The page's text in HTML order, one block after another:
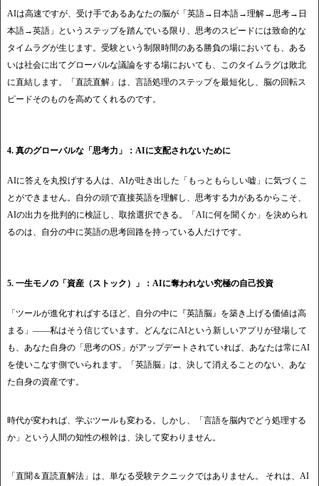
AIは高速ですが、受け手であるあなたの脳が「英語→日本語→理解→思考→日
本語→英語」というステップを踏んでいる限り、思考のスピードには致命的な
タイムラグが生じます。受験という制限時間のある勝負の場においても、ある
いは社会に出てグローバルな議論をする場においても、このタイムラグは敗北
に直結します。「直読直解」は、言語処理のステップを最短化し、脳の回転ス
ピードそのものを高めてくれるのです。
4. 真のグローバルな「思考力」：AIに支配されないために
AIに答えを丸投げする人は、AIが吐き出した「もっともらしい嘘」に気づくこ
とができません。自分の頭で直接英語を理解し、思考する力があるからこそ、
AIの出力を批判的に検証し、取捨選択できる。「AIに何を聞くか」を決められ
るのは、自分の中に英語の思考回路を持っている人だけです。
5. 一生モノの「資産（ストック）」：AIに奪われない究極の自己投資
「ツールが進化すればするほど、自分の中に『英語脳』を築き上げる価値は高
まる」――私はそう信じています。どんなにAIという新しいアプリが登場して
も、あなた自身の「思考のOS」がアップデートされていれば、あなたは常にAI
を使いこなす側でいられます。「英語脳」は、決して消えることのない、あな
た自身の資産です。
時代が変われば、学ぶツールも変わる。しかし、「言語を脳内でどう処理する
か」という人間の知性の根幹は、決して変わりません。
「直聞＆直読直解法」は、単なる受験テクニックではありません。 それは、AI